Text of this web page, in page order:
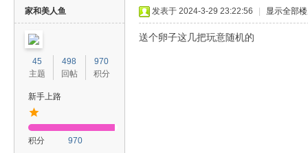
家和美人鱼
45
主题
498
回帖
970
积分
新手上路
积分
970
发表于 2024-3-29 23:22:56 显示全部
送个卵子这几把玩意随机的